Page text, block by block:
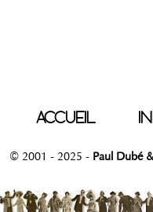
ACCUEIL
© 2001 - 2025 - Paul Dubé